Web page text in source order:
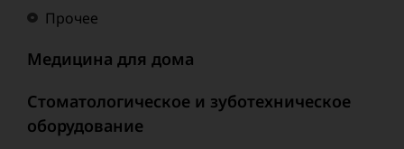
Прочее
Медицина для дома
Стоматологическое и зуботехническое
оборудование